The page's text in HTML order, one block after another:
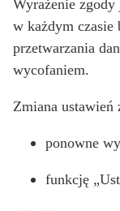
Wyrażenie
w każdym czasie
przetwarzania
wycofaniem.
Zmiana ustawień
ponowne
funkcję